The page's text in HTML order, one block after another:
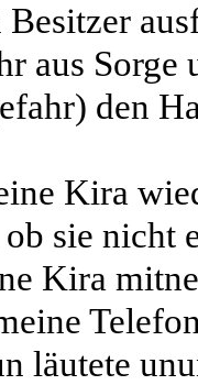
aus Sorge
den
Kira
sie nicht
Kira
läutete